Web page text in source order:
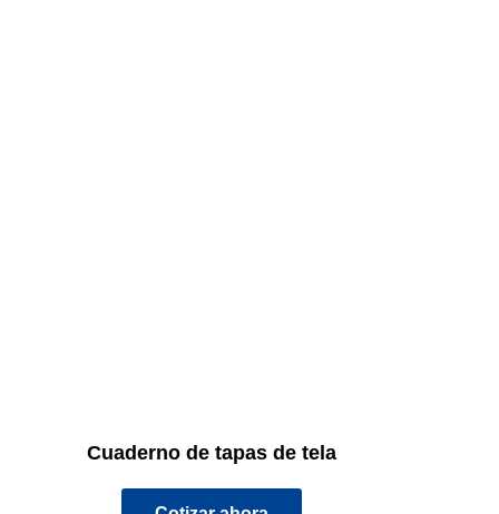
Cuaderno de tapas de tela